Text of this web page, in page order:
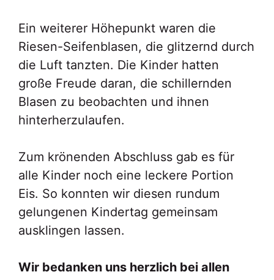
Ein weiterer Höhepunkt waren die
Riesen-Seifenblasen, die glitzernd durch
die Luft tanzten. Die Kinder hatten
große Freude daran, die schillernden
Blasen zu beobachten und ihnen
hinterherzulaufen.
Zum krönenden Abschluss gab es für
alle Kinder noch eine leckere Portion
Eis. So konnten wir diesen rundum
gelungenen Kindertag gemeinsam
ausklingen lassen.
Wir bedanken uns herzlich bei allen